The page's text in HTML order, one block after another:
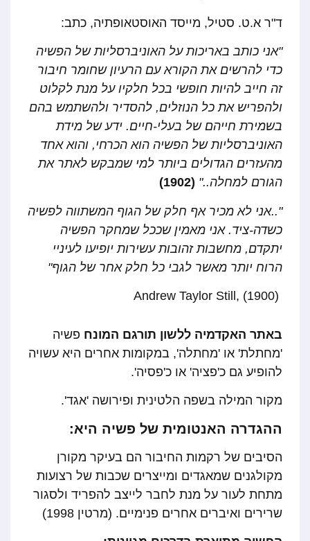
ד"ר א.ט. סטיל, מייסד האוסטאופתיה, כתב:
"אני כותב באריכות על האוניברסליות של הפשיה
כדי להרשים את הקורא עם הרעיון שחומר חיבור
זה חייב להיות חופשי בכל חלקיו על מנת לקלוט
ולהפריש את כל הנוזלים, להסדיר ולהשתמש בהם
בשמירת חייהם של בעלי-חיים. ידע של מידת
האוניברסליות של הפשיה הוא הכרחי, והוא אחד
מהעזרים הגדולים ביותר למי שמבקש לאתר את
הגורם למחלה.." (1902)
"..אני לא מכיר אף חלק של הגוף המשתווה לפשיה
כשדה-ציד. אני מאמין שככל שמחקר הפשיה
יתקדם, מחשבות זהובות עשירות יופיעו לעיניי
הרוח יותר מאשר לגבי כל חלק אחר של הגוף"
(Andrew Taylor Still, (1900
באתר האקדמיה ללשון תורגם המונח פשיה
'מחתלת' או 'מחתלה', במקומות אחרים היא עשויה
להופיע גם כ'פציה' או כ'פסיה'.
מקור המילה בשפה הלטינית ופירושה 'אגד'.
ההגדרה האנטומית של פשיה היא:
הסיבים של רקמות החיבור הם בעיקר מקורן
מקולגנים שמאגדים ומייצרים שכבות של רצועות
מתחת לעור על מנת לחבר לייצב להפריד ולסגור
שרירים ואיברים אחרים פנימיים. (מרטין 1998)